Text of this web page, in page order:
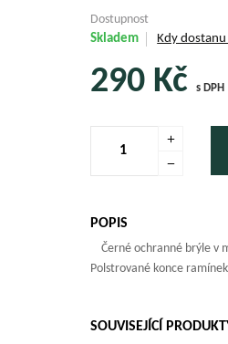
Dostupnost
Skladem
Kdy dostanu
290 Kčs DPH
POPIS
Černé ochranné brýle v
Polstrované konce
SOUVISEJÍCÍ